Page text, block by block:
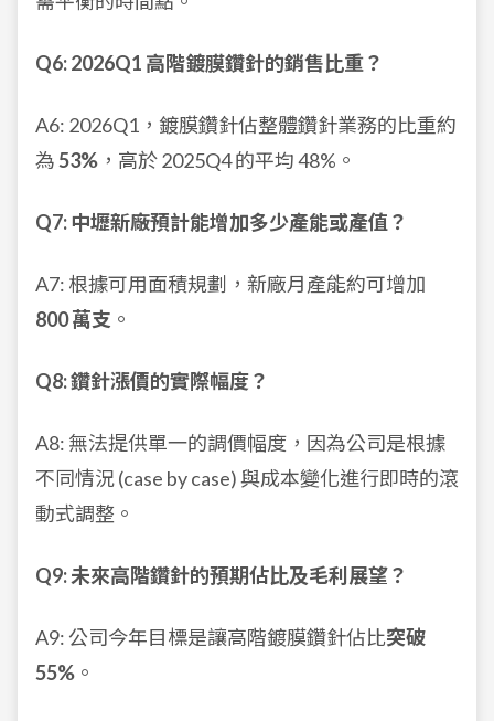
Q6: 2026Q1 高階鍍膜鑽針的銷售比重？
A6: 2026Q1，鍍膜鑽針佔整體鑽針業務的比重約
為53% ，高於 2025Q4 的平均 48%。
Q7: 中壢新廠預計能增加多少產能或產值？
A7: 根據可用面積規劃，新廠月產能約可增加
800 萬支 。
Q8: 鑽針漲價的實際幅度？
A8: 無法提供單一的調價幅度，因為公司是根據
不同情況 (case by case) 與成本變化進行即時的滾
動式調整。
Q9: 未來高階鑽針的預期佔比及毛利展望？
A9: 公司今年目標是讓高階鍍膜鑽針佔比突破
55% 。